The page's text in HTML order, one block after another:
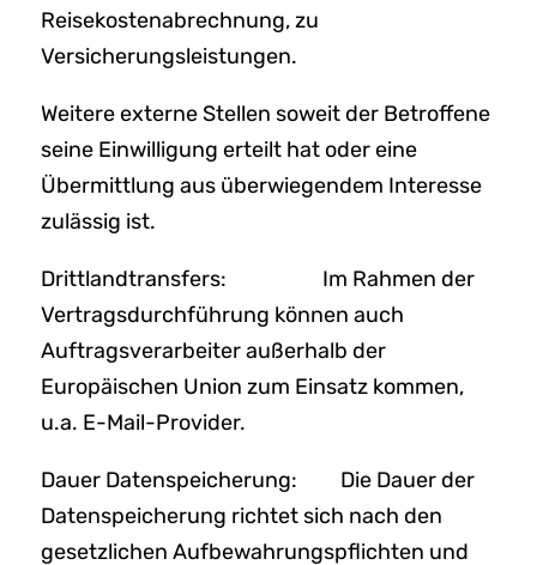
Reisekostenabrechnung, zu
Versicherungsleistungen.
Weitere externe Stellen soweit der Betroffene
seine Einwilligung erteilt hat oder eine
Übermittlung aus überwiegendem Interesse
zulässig ist.
Drittlandtransfers: Im Rahmen der
Vertragsdurchführung können auch
Auftragsverarbeiter außerhalb der
Europäischen Union zum Einsatz kommen,
u.a. E-Mail-Provider.
Dauer Datenspeicherung: Die Dauer der
Datenspeicherung richtet sich nach den
gesetzlichen Aufbewahrungspflichten und